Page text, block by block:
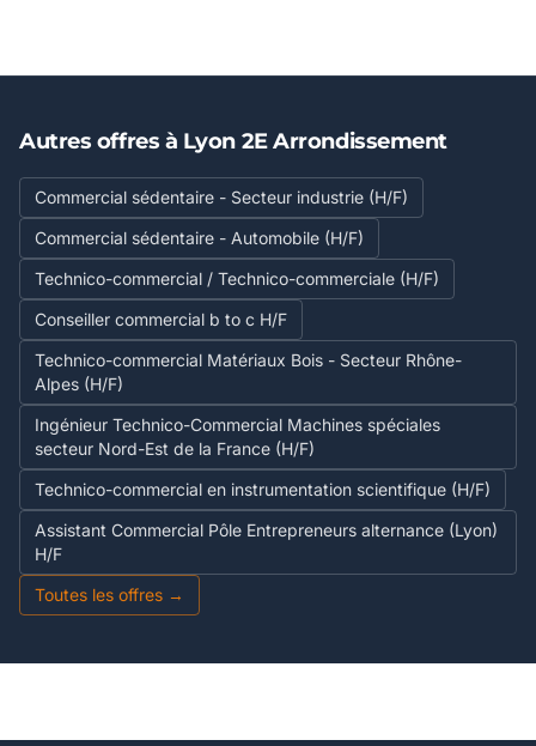
Autres offres à Lyon 2E Arrondissement
Commercial sédentaire - Secteur industrie (H/F)
Commercial sédentaire - Automobile (H/F)
Technico-commercial / Technico-commerciale (H/F)
Conseiller commercial b to c H/F
Technico-commercial Matériaux Bois - Secteur Rhône-
Alpes (H/F)
Ingénieur Technico-Commercial Machines spéciales
secteur Nord-Est de la France (H/F)
Technico-commercial en instrumentation scientifique (H/F)
Assistant Commercial Pôle Entrepreneurs alternance (Lyon)
H/F
Toutes les offres →